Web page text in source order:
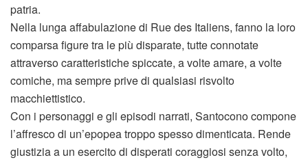
patria.
Nella lunga affabulazione di Rue des Italiens, fanno la loro
comparsa figure tra le più disparate, tutte connotate
attraverso caratteristiche spiccate, a volte amare, a volte
comiche, ma sempre prive di qualsiasi risvolto
macchiettistico.
Con i personaggi e gli episodi narrati, Santocono compone
l’affresco di un’epopea troppo spesso dimenticata. Rende
giustizia a un esercito di disperati coraggiosi senza volto,